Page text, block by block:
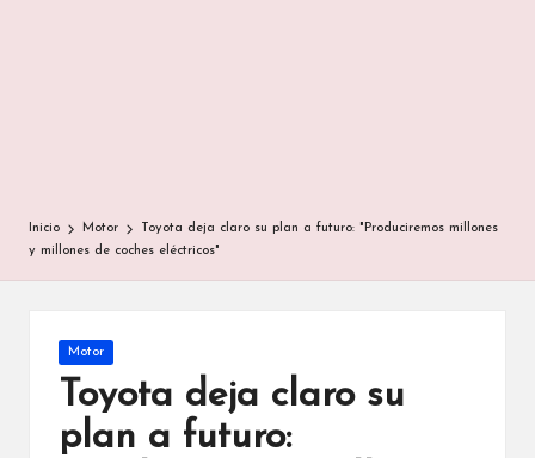
Inicio Motor
Toyota deja claro su plan a futuro: "Produciremos millones
y millones de coches eléctricos"
Publicada
en
Motor
Toyota deja claro su
plan a futuro: